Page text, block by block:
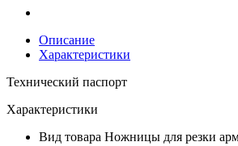
Описание
Характеристики
Технический паспорт
Характеристики
Вид товара Ножницы для резки